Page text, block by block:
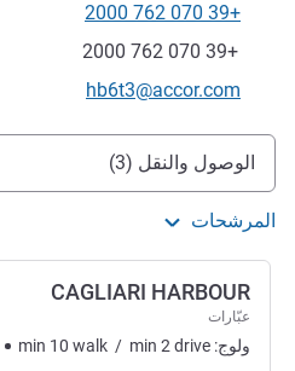
الهاتف
+39 070 762 2000
فاكس
+39 070 762 2000
تواصل معنا عبر البريد الإلكتروني
hb6t3@accor.com
الوصول والتنقل
الوصول والنقل (3)
المرشحات
CAGLIARI HARBOUR
عبّارات
ولوج: min 10 walk / min 2 drive